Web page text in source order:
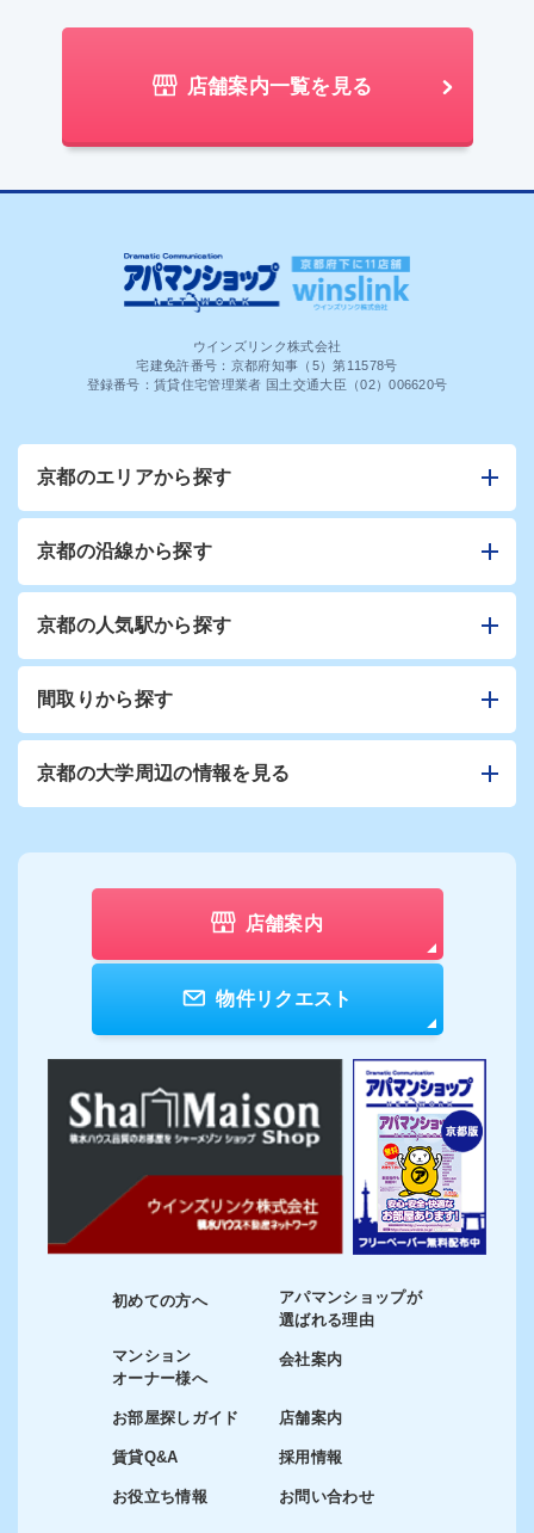
店舗案内一覧を見る
ウインズリンク株式会社
宅建免許番号：京都府知事（5）第11578号
登録番号：賃貸住宅管理業者 国土交通大臣（02）006620号
京都のエリアから探す
京都の沿線から探す
京都の人気駅から探す
間取りから探す
京都の大学周辺の情報を見る
店舗案内
物件リクエスト
初めての方へ
マンション
オーナー様へ
お部屋探しガイド
賃貸Q&A
お役立ち情報
アパマンショップが
選ばれる理由
会社案内
店舗案内
採用情報
お問い合わせ